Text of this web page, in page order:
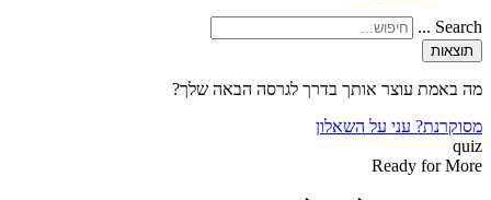
Search ...
תוצאות
מה באמת עוצר אותך בדרך לגרסה הבאה שלך?
מסוקרנת? עני על השאלון
quiz
Ready for More